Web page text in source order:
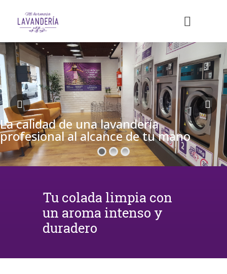
La calidad de una lavandería
profesional al alcance de tu mano
Tu colada limpia con
un aroma intenso y
duradero